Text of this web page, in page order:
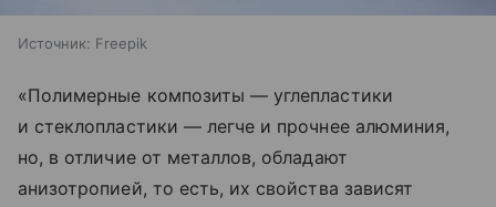
Источник: Freepik
«Полимерные композиты — углепластики
и стеклопластики — легче и прочнее алюминия,
но, в отличие от металлов, обладают
анизотропией, то есть, их свойства зависят